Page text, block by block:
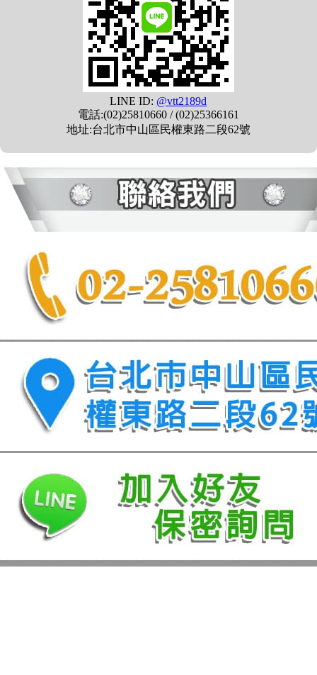
LINE ID: @vtt2189d
電話:(02)25810660 / (02)25366161
地址:台北市中山區民權東路二段62號